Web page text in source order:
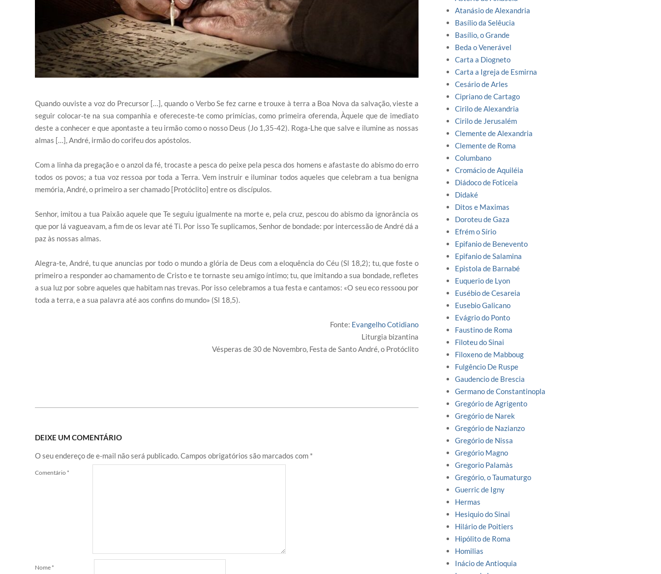
Quando ouviste a voz do Precursor […], quando o Verbo Se fez carne e trouxe à terra a Boa Nova da salvação, vieste a
seguir colocar-te na sua companhia e ofereceste-te como primícias, como primeira oferenda, Àquele que de imediato
deste a conhecer e que apontaste a teu irmão como o nosso Deus (Jo 1,35-42). Roga-Lhe que salve e ilumine as nossas
almas […], André, irmão do corifeu dos apóstolos.
Com a linha da pregação e o anzol da fé, trocaste a pesca do peixe pela pesca dos homens e afastaste do abismo do erro
todos os povos; a tua voz ressoa por toda a Terra. Vem instruir e iluminar todos aqueles que celebram a tua benigna
memória, André, o primeiro a ser chamado [Protóclito] entre os discípulos.
Senhor, imitou a tua Paixão aquele que Te seguiu igualmente na morte e, pela cruz, pescou do abismo da ignorância os
que por lá vagueavam, a fim de os levar até Ti. Por isso Te suplicamos, Senhor de bondade: por intercessão de André dá a
paz às nossas almas.
Alegra-te, André, tu que anuncias por todo o mundo a glória de Deus com a eloquência do Céu (Sl 18,2); tu, que foste o
primeiro a responder ao chamamento de Cristo e te tornaste seu amigo íntimo; tu, que imitando a sua bondade, refletes
a sua luz por sobre aqueles que habitam nas trevas. Por isso celebramos a tua festa e cantamos: «O seu eco ressoou por
toda a terra, e a sua palavra até aos confins do mundo» (Sl 18,5).
Fonte: Evangelho Cotidiano
Liturgia bizantina
Vésperas de 30 de Novembro, Festa de Santo André, o Protóclito
DEIXE UM COMENTÁRIO
O seu endereço de e-mail não será publicado.Campos obrigatórios são marcados com *
Comentário *
Nome *
Atanásio de Alexandria
Basílio da Selêucia
Basílio, o Grande
Beda o Venerável
Carta a Diogneto
Carta a Igreja de Esmirna
Cesário de Arles
Cipriano de Cartago
Cirilo de Alexandria
Cirilo de Jerusalém
Clemente de Alexandria
Clemente de Roma
Columbano
Cromácio de Aquiléia
Diádoco de Foticeia
Didaké
Ditos e Maximas
Doroteu de Gaza
Efrém o Sírio
Epifanio de Benevento
Epifanio de Salamina
Epistola de Barnabé
Euquerio de Lyon
Eusébio de Cesareia
Eusebio Galicano
Evágrio do Ponto
Faustino de Roma
Filoteu do Sinai
Filoxeno de Mabboug
Fulgêncio De Ruspe
Gaudencio de Brescia
Germano de Constantinopla
Gregório de Agrigento
Gregório de Narek
Gregório de Nazianzo
Gregório de Nissa
Gregório Magno
Gregorio Palamàs
Gregório, o Taumaturgo
Guerric de Igny
Hermas
Hesiquio do Sinai
Hilário de Poitiers
Hipólito de Roma
Homilias
Inácio de Antioquia